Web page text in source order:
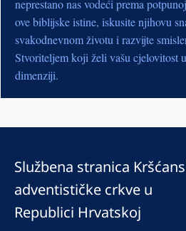
neprestano nas vodeći prema
ove biblijske istine, iskusite njihovu
svakodnevnom životu i razvijte
Stvoriteljem koji želi vašu cjelovitost
dimenziji.
Službena stranica
adventističke crkve u
Republici Hrvatskoj